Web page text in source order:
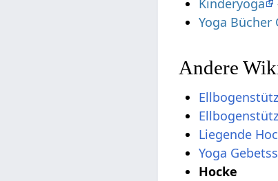
Yoga Bücher
Andere
Liegende
Yoga
Hocke